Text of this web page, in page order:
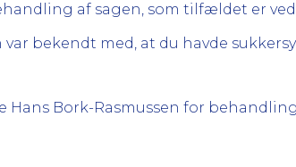
af sagen, som tilfældet er
bekendt med, at du havde
Bork-Rasmussen for